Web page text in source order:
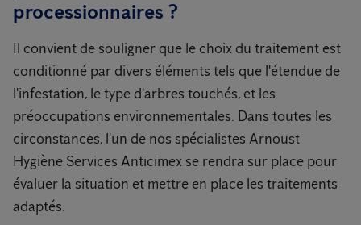
processionnaires ?
Il convient de souligner que le choix du traitement est
conditionné par divers éléments tels que l'étendue de
l'infestation, le type d'arbres touchés, et les
préoccupations environnementales. Dans toutes les
circonstances, l'un de nos spécialistes Arnoust
Hygiène Services Anticimex se rendra sur place pour
évaluer la situation et mettre en place les traitements
adaptés.